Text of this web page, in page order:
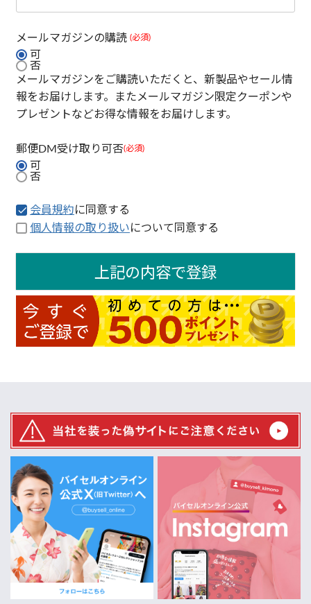
メールマガジンの購読 (必須)
可
否
メールマガジンをご購読いただくと、新製品やセール情
報をお届けします。またメールマガジン限定クーポンや
プレゼントなどお得な情報をお届けします。
郵便DM受け取り可否(必須)
可
否
会員規約に同意する
個人情報の取り扱いについて同意する
上記の内容で登録